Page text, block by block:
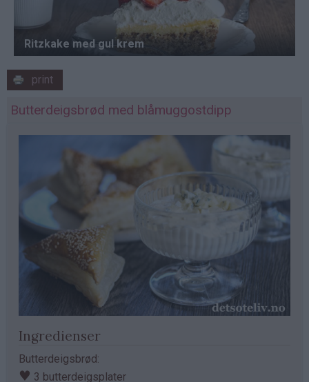
print
Butterdeigsbrød med blåmuggostdipp
Ingredienser
Butterdeigsbrød:
♥ 3 butterdeigsplater